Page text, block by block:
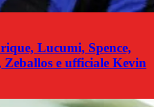
Lucumi, Spence,
e ufficiale Kevin